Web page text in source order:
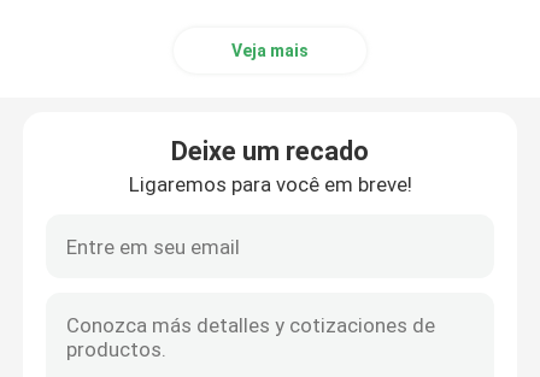
Impressora do LCD 3D
Impressora 3D médica
Veja mais
Deixe um recado
Ligaremos para você em breve!